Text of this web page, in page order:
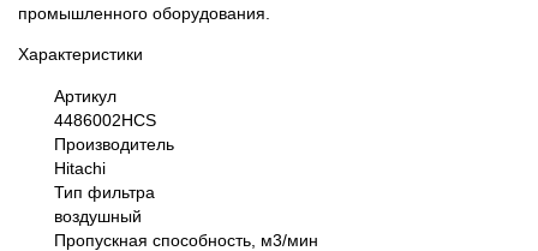
промышленного оборудования.
Характеристики
Артикул
4486002HCS
Производитель
Hitachi
Тип фильтра
воздушный
Пропускная способность, м3/мин